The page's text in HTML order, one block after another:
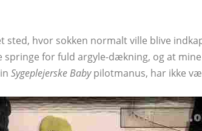
sted, hvor sokken normalt ville blive
springe for fuld argyle-dækning, og at mine
Sygeplejerske Babypilotmanus, har ikke